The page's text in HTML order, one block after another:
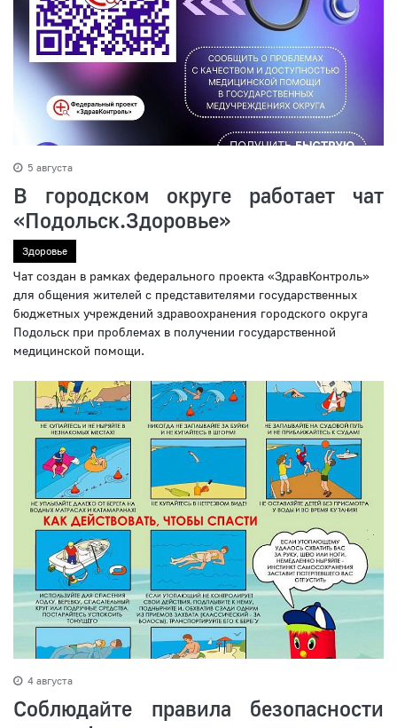
5 августа
В городском округе работает чат
«Подольск.Здоровье»
Здоровье
Чат создан в рамках федерального проекта «ЗдравКонтроль»
для общения жителей с представителями государственных
бюджетных учреждений здравоохранения городского округа
Подольск при проблемах в получении государственной
медицинской помощи.
4 августа
Соблюдайте правила безопасности